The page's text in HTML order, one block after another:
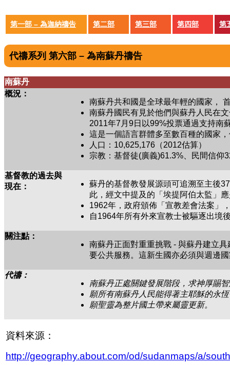
第一部 – 為迦納禱告 第二部 第三部 第四部 第
代禱系列 第六部 – 為南蘇丹禱告
南蘇丹
概況：
南蘇丹共和國是全球最年輕的國家，
南蘇丹國民有見於他們與蘇丹人民在
2011年7月9日以99%投票通過支持南
這是一個語言群體多至數百種的國家
人口：10,625,176（2012估算）
宗教：基督徒(廣義)61.3%、民間信仰
基督教的過去與
現在：
蘇丹的基督教發展源頭可追溯至主後
此，經文中提及的「埃提阿伯太監」
1962年，政府頒佈「宣教差會法案」
自1964年所有外來宣教士被驅逐出境
關注點：
南蘇丹正面對重重挑戰 - 與蘇丹建立
要公共服務。這新生國亦必須與週邊
代禱：
南蘇丹正處關鍵發展階段，求神厚賜
願所有南蘇丹人民能得著主耶穌的永
願聖靈為整片國土帶來屬靈更新。
資料來源：
http://geography.about.com/od/sudanmaps/a/